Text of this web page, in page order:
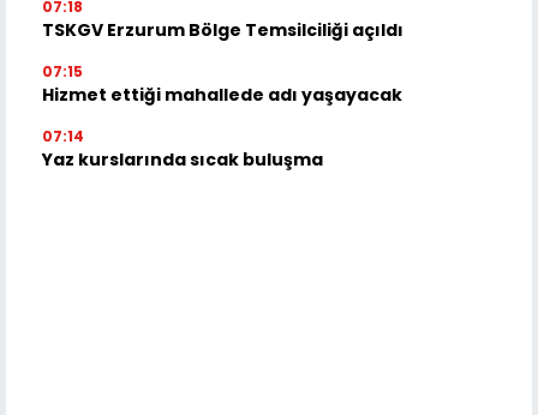
07:18
TSKGV Erzurum Bölge Temsilciliği açıldı
07:15
Hizmet ettiği mahallede adı yaşayacak
07:14
Yaz kurslarında sıcak buluşma